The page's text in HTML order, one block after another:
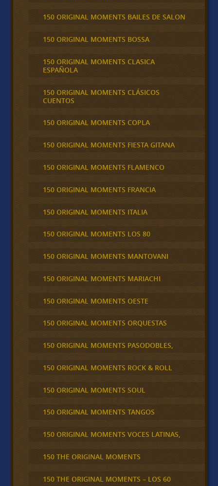
150 ORIGINAL MOMENTS BAILES DE SALON
150 ORIGINAL MOMENTS BOSSA
150 ORIGINAL MOMENTS CLASICA
ESPAÑOLA
150 ORIGINAL MOMENTS CLÁSICOS
CUENTOS
150 ORIGINAL MOMENTS COPLA
150 ORIGINAL MOMENTS FIESTA GITANA
150 ORIGINAL MOMENTS FLAMENCO
150 ORIGINAL MOMENTS FRANCIA
150 ORIGINAL MOMENTS ITALIA
150 ORIGINAL MOMENTS LOS 80
150 ORIGINAL MOMENTS MANTOVANI
150 ORIGINAL MOMENTS MARIACHI
150 ORIGINAL MOMENTS OESTE
150 ORIGINAL MOMENTS ORQUESTAS
150 ORIGINAL MOMENTS PASODOBLES,
150 ORIGINAL MOMENTS ROCK & ROLL
150 ORIGINAL MOMENTS SOUL
150 ORIGINAL MOMENTS TANGOS
150 ORIGINAL MOMENTS VOCES LATINAS,
150 THE ORIGINAL MOMENTS
150 THE ORIGINAL MOMENTS – LOS 60